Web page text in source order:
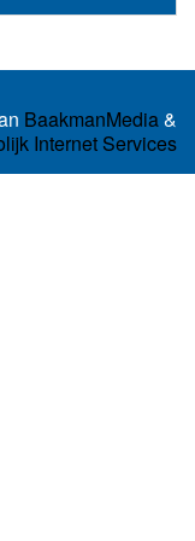
BaakmanMedia&
Internet Services